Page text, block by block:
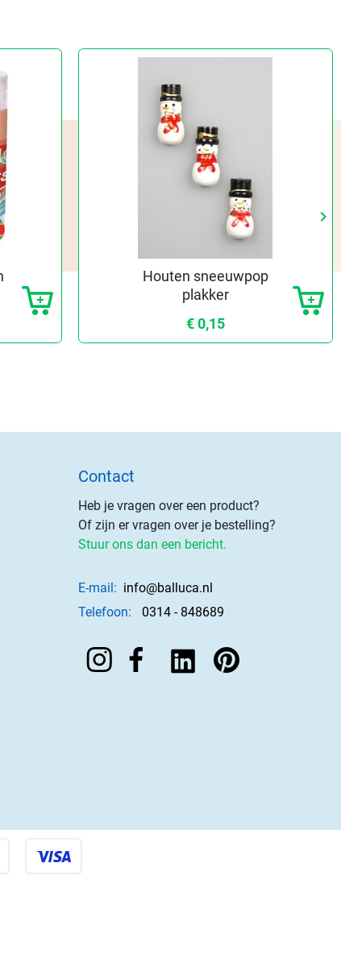
keyboard_arrow_right
Houten sneeuwpop
plakker
€ 0,15
Contact
Heb je vragen over een product?
Of zijn er vragen over je bestelling?
Stuur ons dan een bericht.
E-mail: info@balluca.nl
Telefoon:
0314 - 848689